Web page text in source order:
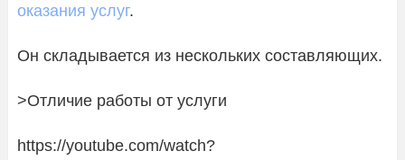
оказания услуг.
Он складывается из нескольких составляющих.
>Отличие работы от услуги
https://youtube.com/watch?